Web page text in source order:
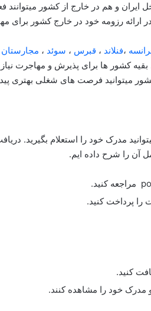
و هم در خارج از کشور میتوانند
ارائه رزومه خود در خارج کشور برای
،‌فنلاند ،‌ قبرس ، سوئد ، مجارستان
بقیه کشور ها برای پذیرش و مهاجرت
میتوانید فرصت های شغلی بهتری
مدرک خود را استعلام بگیرید.
آن را شرح داده ایم.
را پرداخت کنید.
مدرک خود را مشاهده کنند.